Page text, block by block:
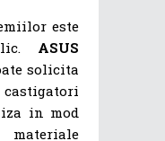
este
ASUS
solicita
in mod